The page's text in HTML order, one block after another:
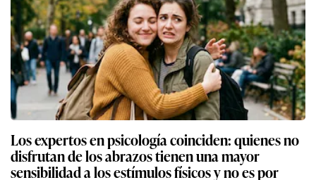
Los expertos en psicología coinciden: quienes no
disfrutan de los abrazos tienen una mayor
sensibilidad a los estímulos físicos y no es por